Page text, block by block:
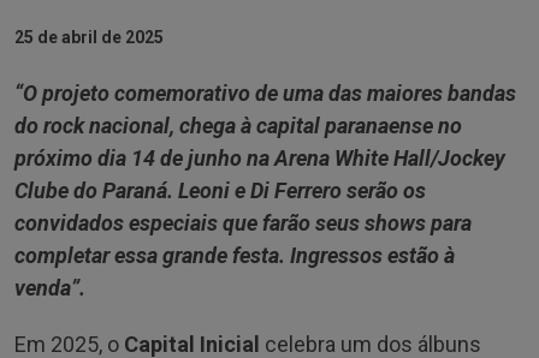
25 de abril de 2025
“O projeto comemorativo de uma das maiores bandas
do rock nacional, chega à capital paranaense no
próximo dia 14 de junho na Arena White Hall/Jockey
Clube do Paraná. Leoni e Di Ferrero serão os
convidados especiais que farão seus shows para
completar essa grande festa. Ingressos estão à
venda”.
Em 2025, o Capital Inicial celebra um dos álbuns